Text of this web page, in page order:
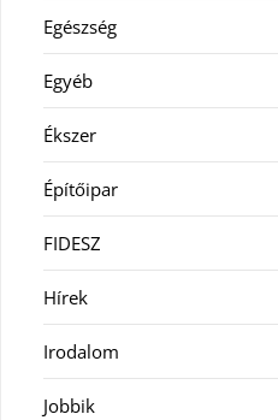
Egészség
Egyéb
Ékszer
Építőipar
FIDESZ
Hírek
Irodalom
Jobbik